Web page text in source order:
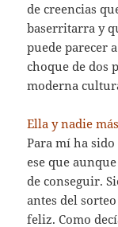
de creencias
baserritarra y
puede parecer
choque de dos
moderna
Ella y nadie
Para mí ha
ese que
de conseguir.
antes del
feliz. Como